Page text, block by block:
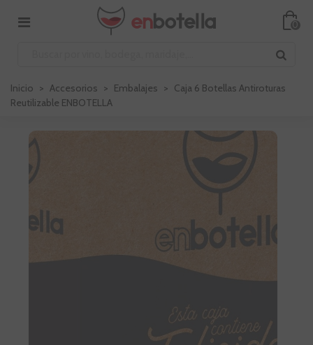
0
Inicio > Accesorios > Embalajes > Caja 6 Botellas Antiroturas
Reutilizable ENBOTELLA